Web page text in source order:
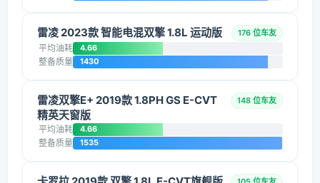
雷凌 2023款 智能电混双擎 1.8L 运动版 176 位车友
平均油耗 4.66
整备质量 1430
雷凌双擎E+ 2019款 1.8PH GS E-CVT
精英天窗版
148 位车友
平均油耗 4.66
整备质量 1535